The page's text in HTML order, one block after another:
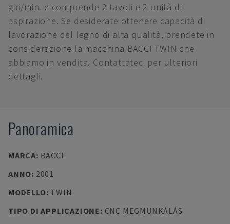
giri/min. e comprende 2 tavoli e 2 unità di
aspirazione. Se desiderate ottenere capacità di
lavorazione del legno di alta qualità, prendete in
considerazione la macchina BACCI TWIN che
abbiamo in vendita. Contattateci per ulteriori
dettagli.
Panoramica
MARCA: BACCI
ANNO: 2001
MODELLO: TWIN
TIPO DI APPLICAZIONE: CNC MEGMUNKÁLÁS